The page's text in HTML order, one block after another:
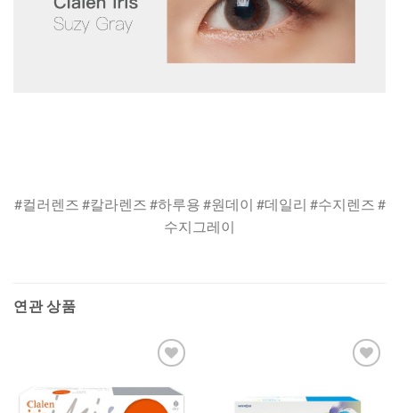
#컬러렌즈 #칼라렌즈 #하루용 #원데이 #데일리 #수지렌즈 #
수지그레이
연관 상품
Wishlist